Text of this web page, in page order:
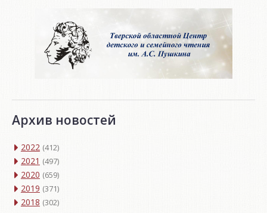
Архив новостей
2022 (412)
2021 (497)
2020 (659)
2019 (371)
2018 (302)